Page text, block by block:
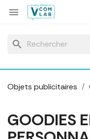

search
Objets publicitaires
GOODIES
Panneau de gestion des